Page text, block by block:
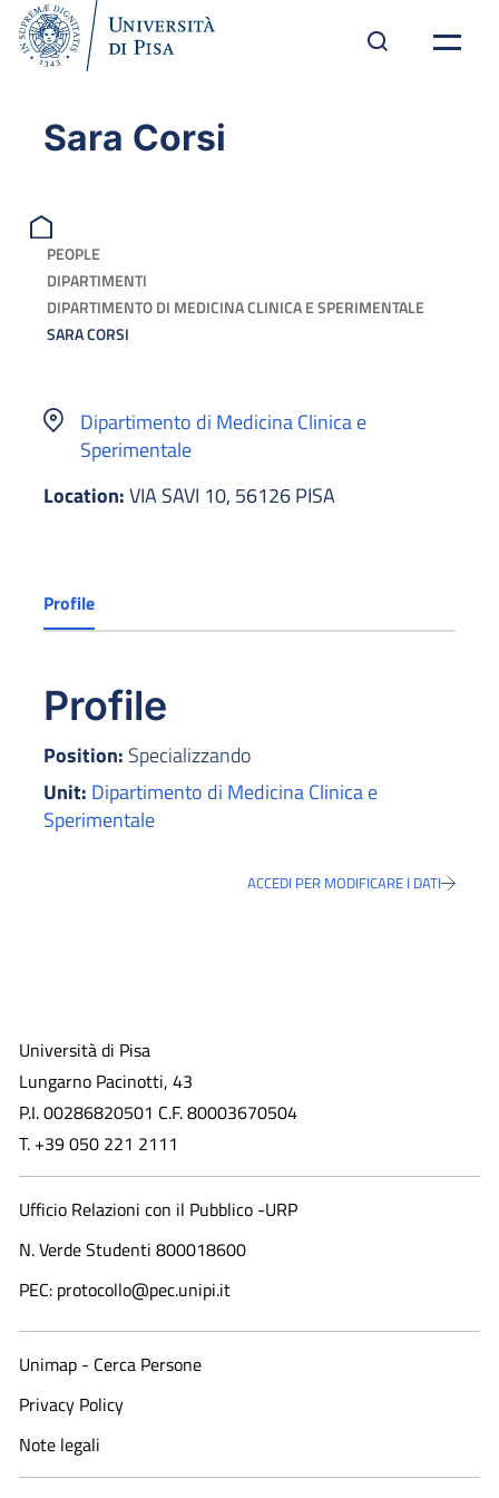
Sara Corsi
PEOPLE
DIPARTIMENTI
DIPARTIMENTO DI MEDICINA CLINICA E SPERIMENTALE
SARA CORSI
Dipartimento di Medicina Clinica e
Sperimentale
Location:VIA SAVI 10, 56126 PISA
Profile
Profile
Position: Specializzando
Unit: Dipartimento di Medicina Clinica e
Sperimentale
ACCEDI PER MODIFICARE I DATI
Università di Pisa
Lungarno Pacinotti, 43
P.I. 00286820501 C.F. 80003670504
T. +39 050 221 2111
Ufficio Relazioni con il Pubblico -URP
N. Verde Studenti 800018600​
PEC: protocollo@pec.unipi.it
Unimap - Cerca Persone
Privacy Policy
Note legali